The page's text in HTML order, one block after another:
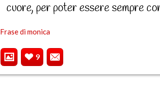
cuore, per poter essere sempre
Frase di monica
9